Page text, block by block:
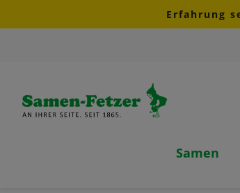
Zur Hauptnavigation springenErfahrung
Samen